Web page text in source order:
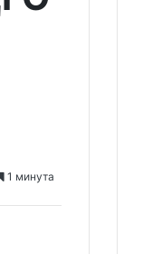
1 минута